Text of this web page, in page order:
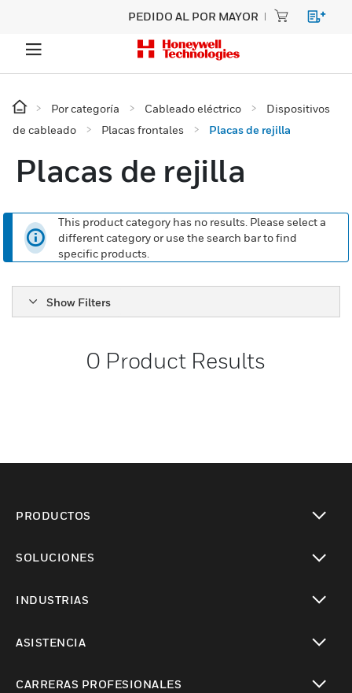
PEDIDO AL POR MAYOR
Por categoría Cableado eléctrico
Dispositivos
de cableado
Placas frontales Placas de rejilla
Placas de rejilla
This product category has no results. Please select a
different category or use the search bar to find
specific products.
Show Filters
0 Product Results
PRODUCTOS
SOLUCIONES
INDUSTRIAS
ASISTENCIA
CARRERAS PROFESIONALES